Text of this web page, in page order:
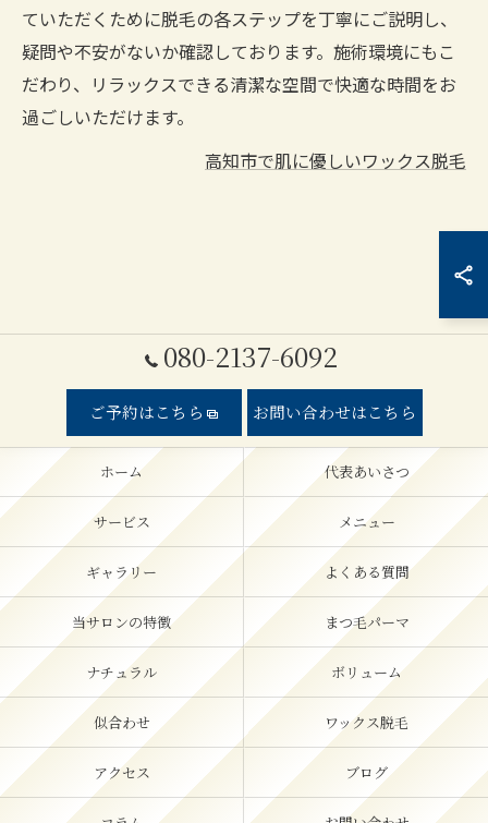
ていただくために脱毛の各ステップを丁寧にご説明し、
疑問や不安がないか確認しております。施術環境にもこ
だわり、リラックスできる清潔な空間で快適な時間をお
過ごしいただけます。
高知市で肌に優しいワックス脱毛
080-2137-6092
ご予約はこちら お問い合わせはこちら
ホーム 代表あいさつ
サービス メニュー
ギャラリー よくある質問
当サロンの特徴 まつ毛パーマ
ナチュラル ボリューム
似合わせ ワックス脱毛
アクセス ブログ